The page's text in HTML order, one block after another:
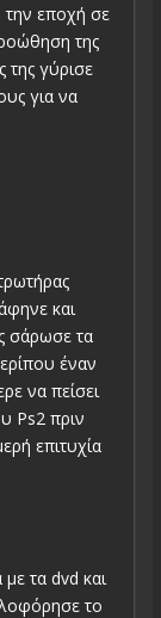
την εποχή σε
της
της γύρισε
για να
και
σάρωσε τα
έναν
να πείσει
Ps2 πριν
επιτυχία
τα dvd και
το